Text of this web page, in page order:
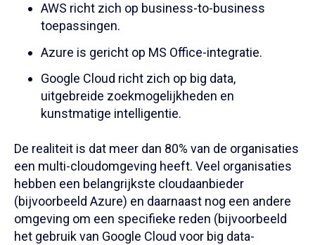
AWS richt zich op business-to-business
toepassingen.
Azure is gericht op MS Office-integratie.
Google Cloud richt zich op big data,
uitgebreide zoekmogelijkheden en
kunstmatige intelligentie.
De realiteit is dat meer dan 80% van de organisaties
een multi-cloudomgeving heeft. Veel organisaties
hebben een belangrijkste cloudaanbieder
(bijvoorbeeld Azure) en daarnaast nog een andere
omgeving om een specifieke reden (bijvoorbeeld
het gebruik van Google Cloud voor big data-